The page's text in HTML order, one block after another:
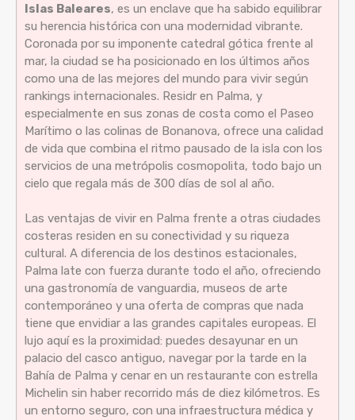
Islas Baleares, es un enclave que ha sabido equilibrar
su herencia histórica con una modernidad vibrante.
Coronada por su imponente catedral gótica frente al
mar, la ciudad se ha posicionado en los últimos años
como una de las mejores del mundo para vivir según
rankings internacionales. Residr en Palma, y
especialmente en sus zonas de costa como el Paseo
Marítimo o las colinas de Bonanova, ofrece una calidad
de vida que combina el ritmo pausado de la isla con los
servicios de una metrópolis cosmopolita, todo bajo un
cielo que regala más de 300 días de sol al año.
Las ventajas de vivir en Palma frente a otras ciudades
costeras residen en su conectividad y su riqueza
cultural. A diferencia de los destinos estacionales,
Palma late con fuerza durante todo el año, ofreciendo
una gastronomía de vanguardia, museos de arte
contemporáneo y una oferta de compras que nada
tiene que envidiar a las grandes capitales europeas. El
lujo aquí es la proximidad: puedes desayunar en un
palacio del casco antiguo, navegar por la tarde en la
Bahía de Palma y cenar en un restaurante con estrella
Michelin sin haber recorrido más de diez kilómetros. Es
un entorno seguro, con una infraestructura médica y